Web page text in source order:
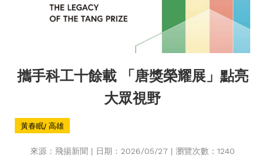
攜手科工十餘載 「唐獎榮耀展」點亮
大眾視野
黃春眠/ 高雄
來源：飛揚新聞 | 日期：2026/05/27 | 瀏覽次數：1240